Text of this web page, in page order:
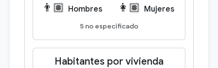
👨🏽 Hombres 👩🏽 Mujeres
5 no especificado
Habitantes por vivienda